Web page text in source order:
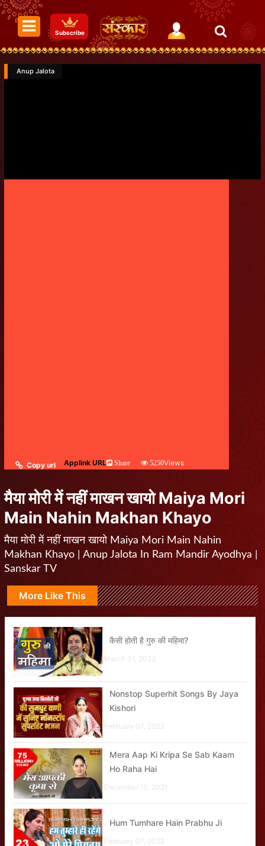
Subscribe
Anup Jalota
Copy url Applink URL Share 5250Views
मैया मोरी में नहीं माखन खायो Maiya Mori
Main Nahin Makhan Khayo
मैया मोरी में नहीं माखन खायो Maiya Mori Main Nahin
Makhan Khayo | Anup Jalota In Ram Mandir Ayodhya |
Sanskar TV
More Like This
कैसी होती है गुरु की महिमा?
March 31, 2023
Nonstop Superhit Songs By Jaya
Kishori
February 07, 2022
Mera Aap Ki Kripa Se Sab Kaam
Ho Raha Hai
December 15, 2021
Hum Tumhare Hain Prabhu Ji
February 07, 2022